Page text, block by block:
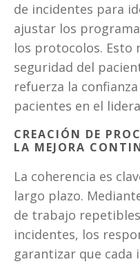
de incidentes para
ajustar los
los protocolos. Esto
seguridad del
refuerza la
pacientes en el
CREACIÓN DE
LA MEJORA
La coherencia es
largo plazo.
de trabajo
incidentes, los
garantizar que cada